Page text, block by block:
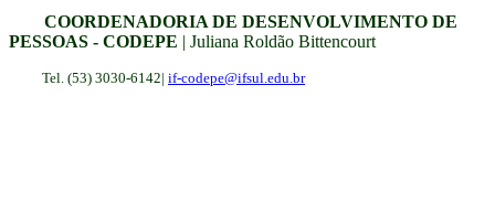
COORDENADORIA DE DESENVOLVIMENTO DE
PESSOAS - CODEPE | Juliana Roldão Bittencourt
Tel. (53) 3030-6142| if-codepe@ifsul.edu.br